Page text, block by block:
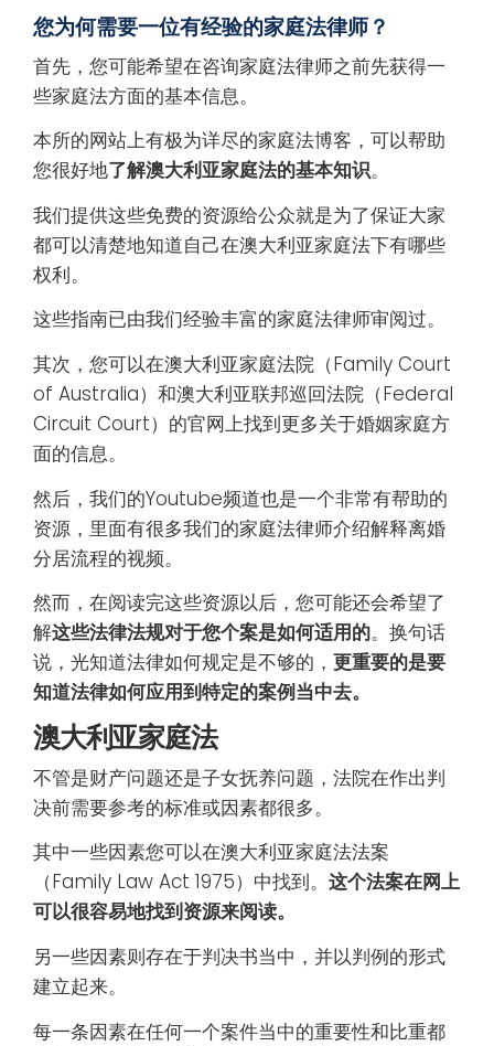
您为何需要一位有经验的家庭法律师？
首先，您可能希望在咨询家庭法律师之前先获得一
些家庭法方面的基本信息。
本所的网站上有极为详尽的家庭法博客，可以帮助
您很好地了解澳大利亚家庭法的基本知识。
我们提供这些免费的资源给公众就是为了保证大家
都可以清楚地知道自己在澳大利亚家庭法下有哪些
权利。
这些指南已由我们经验丰富的家庭法律师审阅过。
其次，您可以在澳大利亚家庭法院（Family Court
of Australia）和澳大利亚联邦巡回法院（Federal
Circuit Court）的官网上找到更多关于婚姻家庭方
面的信息。
然后，我们的Youtube频道也是一个非常有帮助的
资源，里面有很多我们的家庭法律师介绍解释离婚
分居流程的视频。
然而，在阅读完这些资源以后，您可能还会希望了
解这些法律法规对于您个案是如何适用的。换句话
说，光知道法律如何规定是不够的， 更重要的是要
知道法律如何应用到特定的案例当中去。
澳大利亚家庭法
不管是财产问题还是子女抚养问题，法院在作出判
决前需要参考的标准或因素都很多。
其中一些因素您可以在澳大利亚家庭法法案
（Family Law Act 1975）中找到。 这个法案在网上
可以很容易地找到资源来阅读。
另一些因素则存在于判决书当中，并以判例的形式
建立起来。
每一条因素在任何一个案件当中的重要性和比重都